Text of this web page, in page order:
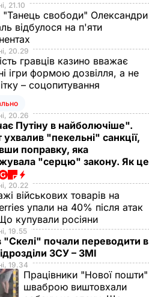
21.10
"Танець свободи" Олександри
відбулося на п'яти
20.29
гравців казино вважає
ігри формою дозвілля, а не
– соцопитування
20.26
Путіну в найболючіше".
ухвалив "пекельні" санкції,
поправку, яка
"серцю" закону. Як це
20.22
військових товарів на
упали на 40% після атак
купували росіяни
19.55
"Скелі" почали переводити в
ЗСУ – ЗМІ
19.34
Працівники "Нової пошти"
шваброю виштовхали